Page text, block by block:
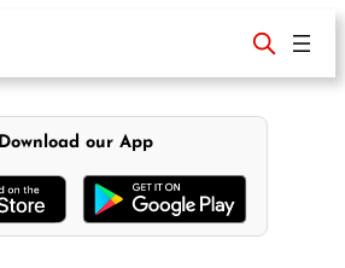
Download our App